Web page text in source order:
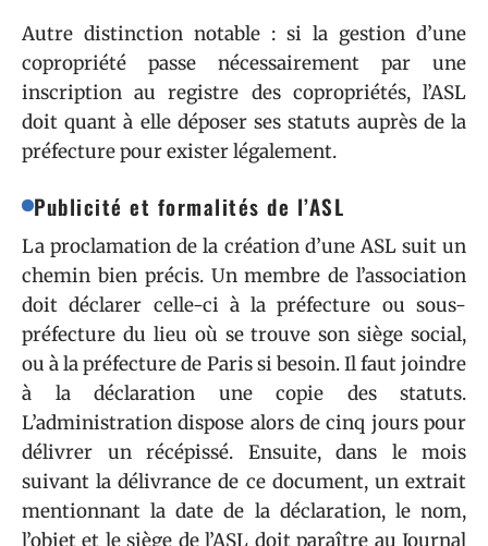
Autre distinction notable : si la gestion d’une
copropriété passe nécessairement par une
inscription au registre des copropriétés, l’ASL
doit quant à elle déposer ses statuts auprès de la
préfecture pour exister légalement.
Publicité et formalités de l’ASL
La proclamation de la création d’une ASL suit un
chemin bien précis. Un membre de l’association
doit déclarer celle-ci à la préfecture ou sous-
préfecture du lieu où se trouve son siège social,
ou à la préfecture de Paris si besoin. Il faut joindre
à la déclaration une copie des statuts.
L’administration dispose alors de cinq jours pour
délivrer un récépissé. Ensuite, dans le mois
suivant la délivrance de ce document, un extrait
mentionnant la date de la déclaration, le nom,
l’objet et le siège de l’ASL doit paraître au Journal